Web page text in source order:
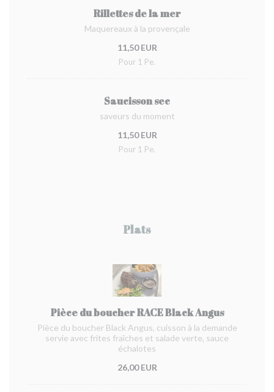
Rillettes de la mer
Maquereaux à la provençale
11,50 EUR
Pour 1 Pe.
Saucisson sec
saveurs du moment
11,50 EUR
Pour 1 Pe.
Plats
Pièce du boucher RACE Black Angus
Pièce du boucher Black Angus, cuisson à la demande
servie avec frites fraîches et salade verte, sauce
échalotes
26,00 EUR